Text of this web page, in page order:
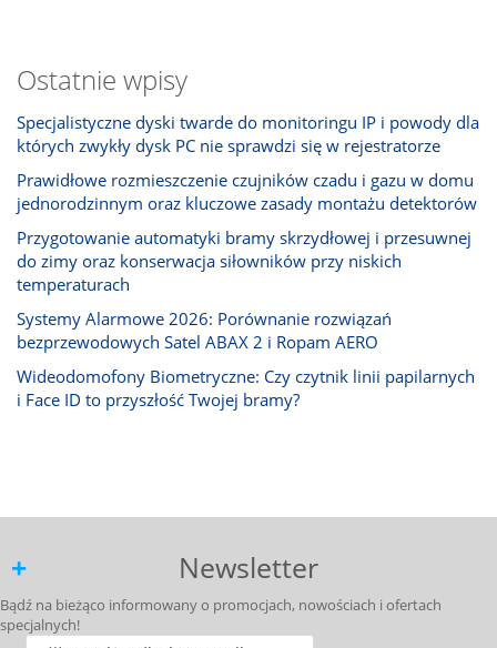
Ostatnie wpisy
Specjalistyczne dyski twarde do monitoringu IP i powody dla
których zwykły dysk PC nie sprawdzi się w rejestratorze
Prawidłowe rozmieszczenie czujników czadu i gazu w domu
jednorodzinnym oraz kluczowe zasady montażu detektorów
Przygotowanie automatyki bramy skrzydłowej i przesuwnej
do zimy oraz konserwacja siłowników przy niskich
temperaturach
Systemy Alarmowe 2026: Porównanie rozwiązań
bezprzewodowych Satel ABAX 2 i Ropam AERO
Wideodomofony Biometryczne: Czy czytnik linii papilarnych
i Face ID to przyszłość Twojej bramy?
Newsletter
Bądź na bieżąco informowany o promocjach, nowościach i ofertach
specjalnych!